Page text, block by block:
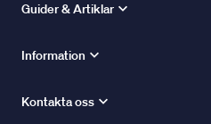
Guider & Artiklar
Information
Kontakta oss